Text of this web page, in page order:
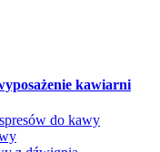
kawiarni
do kawy